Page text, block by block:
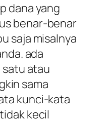
dana yang
benar-benar
saja misalnya
ada
satu atau
sama
kunci-kata
kecil